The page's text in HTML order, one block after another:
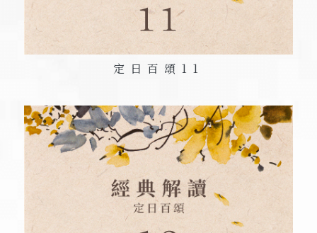
定日百頌 11